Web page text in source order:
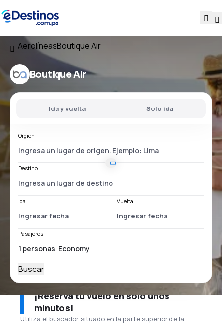
AerolíneasBoutique Air
Boutique Air
Ida y vuelta Solo ida
Orgien
Destino
Ida Vuelta
Pasajeros
Buscar
¡Reserva tu vuelo en solo unos
minutos!
Utiliza el buscador situado en la parte superior de la